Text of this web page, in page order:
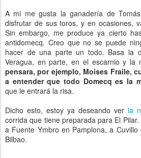
A mi me gusta la ganadería de
disfrutar de sus toros, y en ocasiones,
Sin embargo, me produce ya cierto
antidomecq. Creo que no se puede
hacer de una parte un todo. Basa la
Veragua, en parte, en el escarnio y la
pensara, por ejemplo, Moises Fraile,
a entender que todo Domecq es la
que le entrará la risa.
Dicho esto, estoy ya deseando ver la
corrida que tiene preparada para El
a Fuente Ymbro en Pamplona, a
Bilbao.